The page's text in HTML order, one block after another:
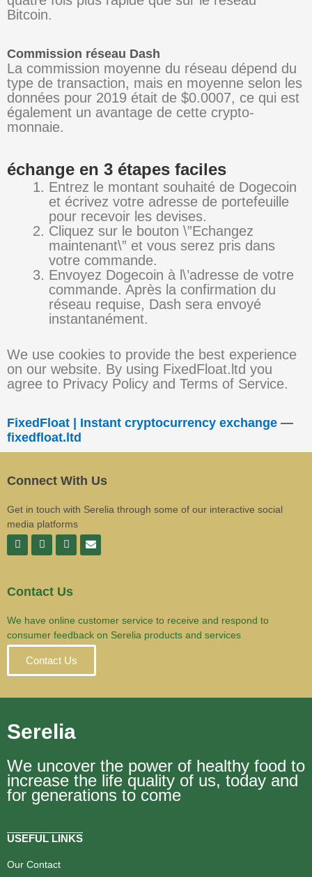
Bitcoin.
Commission réseau Dash
La commission moyenne du réseau dépend du
type de transaction, mais en moyenne selon les
données pour 2019 était de $0.0007, ce qui est
également un avantage de cette crypto-
monnaie.
échange en 3 étapes faciles
Entrez le montant souhaité de Dogecoin
et écrivez votre adresse de portefeuille
pour recevoir les devises.
Cliquez sur le bouton \”Echangez
maintenant\” et vous serez pris dans
votre commande.
Envoyez Dogecoin à l\’adresse de votre
commande. Après la confirmation du
réseau requise, Dash sera envoyé
instantanément.
We use cookies to provide the best experience
on our website. By using FixedFloat.ltd you
agree to Privacy Policy and Terms of Service.
FixedFloat | Instant cryptocurrency exchange —
fixedfloat.ltd
Connect With Us
Get in touch with Serelia through some of our interactive social
media platforms
Contact Us
We have online customer service to receive and respond to
consumer feedback on Serelia products and services
Contact Us
Serelia
We uncover the power of healthy food to
increase the life quality of us, today and
for generations to come
USEFUL LINKS
Our Contact